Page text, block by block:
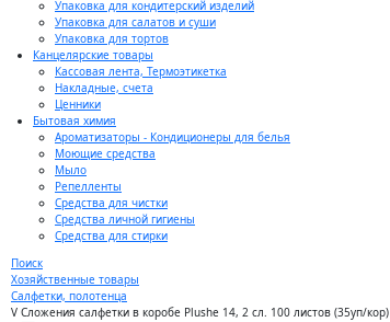
Упаковка для кондитерский изделий
Упаковка для салатов и суши
Упаковка для тортов
Канцелярские товары
Кассовая лента, Термоэтикетка
Накладные, счета
Ценники
Бытовая химия
Ароматизаторы - Кондиционеры для белья
Моющие средства
Мыло
Репелленты
Средства для чистки
Средства личной гигиены
Средства для стирки
Поиск
Хозяйственные товары
Салфетки, полотенца
V Сложения салфетки в коробе Plushe 14, 2 сл. 100 листов (35уп/кор)